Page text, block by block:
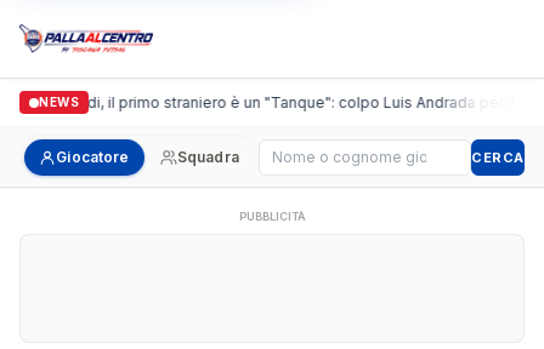
NEWS
Casalguidi, il primo straniero è un "Tanque": colpo Luis Andrada per il
Giocatore Squadra Cerca giocatore CERCA
PUBBLICITÀ